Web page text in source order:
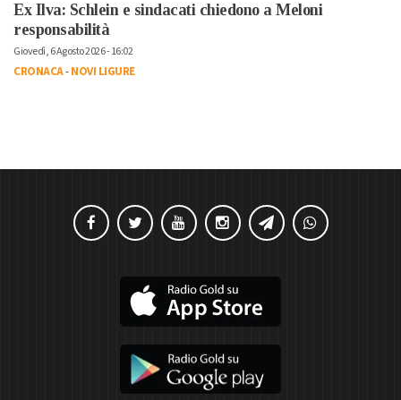
Ex Ilva: Schlein e sindacati chiedono a Meloni
responsabilità
Giovedì, 6 Agosto 2026 - 16:02
CRONACA-NOVI LIGURE